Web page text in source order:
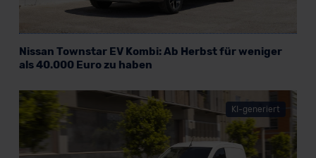
Nissan Townstar EV Kombi: Ab Herbst für weniger
als 40.000 Euro zu haben
KI-generiert